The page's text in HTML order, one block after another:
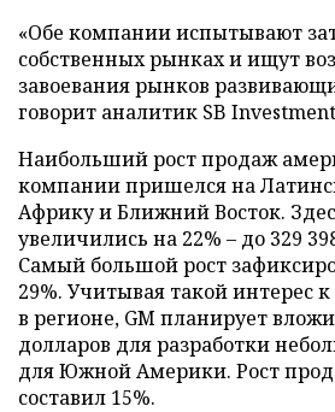
«Обе компании испытывают
собственных рынках и ищут
завоевания рынков
говорит аналитик SB
Наибольший рост продаж
компании пришелся на
Африку и Ближний Восток.
увеличились на 22% – до 329
Самый большой рост
29%. Учитывая такой интерес
в регионе, GM планирует
долларов для разработки
для Южной Америки. Рост
составил 15%.